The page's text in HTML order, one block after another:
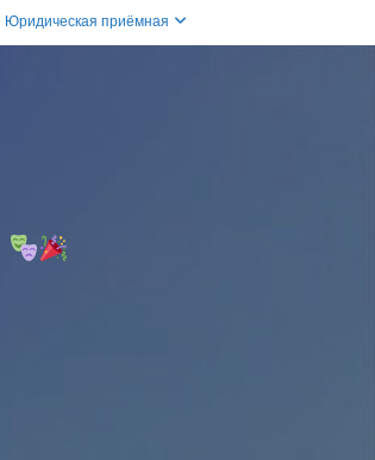
Юридическая приёмная